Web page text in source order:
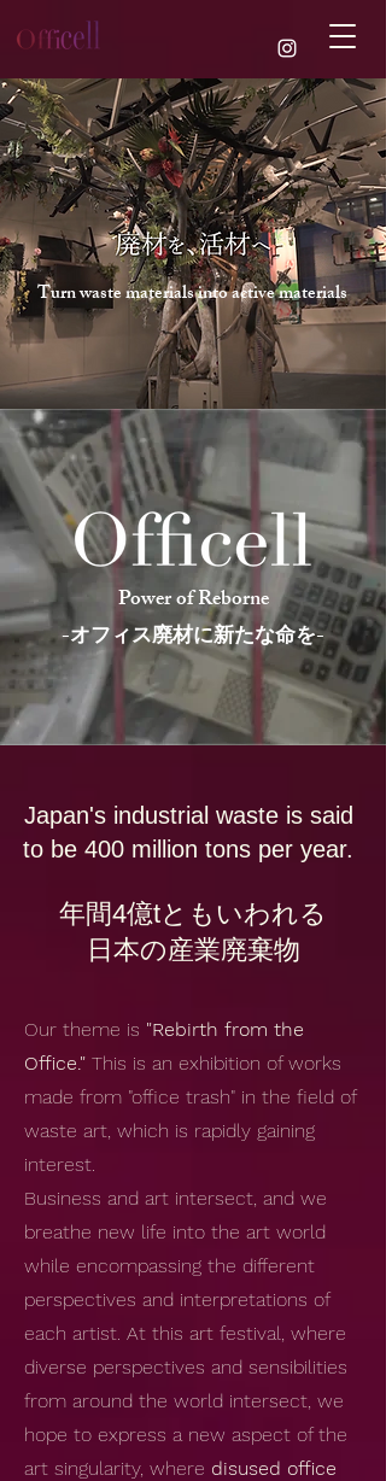
Turn waste materials into active materials
Power of Reborne
-オフィス廃材に新たな命を-
Japan's industrial waste is said
to be 400 million tons per year.
​年間4億tともいわれる
日本の産業廃棄物
Our theme is "Rebirth from the
Office." This is an exhibition of works
made from "office trash" in the field of
waste art, which is rapidly gaining
interest.
Business and art intersect, and we
breathe new life into the art world
while encompassing the different
perspectives and interpretations of
each artist. At this art festival, where
diverse perspectives and sensibilities
from around the world intersect, we
hope to express a new aspect of the
art singularity, where disused office